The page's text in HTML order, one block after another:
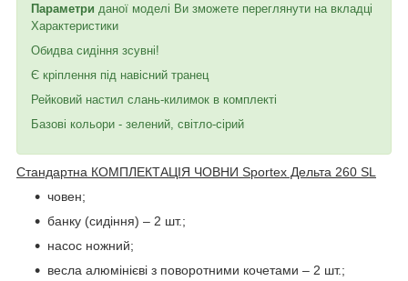
Параметри даної моделі Ви зможете переглянути на вкладці
Характеристики
Обидва сидіння зсувні!
Є кріплення під навісний транец
Рейковий настил слань-килимок в комплекті
Базові кольори - зелений, світло-сірий
Стандартна КОМПЛЕКТАЦІЯ ЧОВНИ Sportex Дельта 260 SL
човен;
банку (сидіння) – 2 шт.;
насос ножний;
весла алюмінієві з поворотними кочетами – 2 шт.;